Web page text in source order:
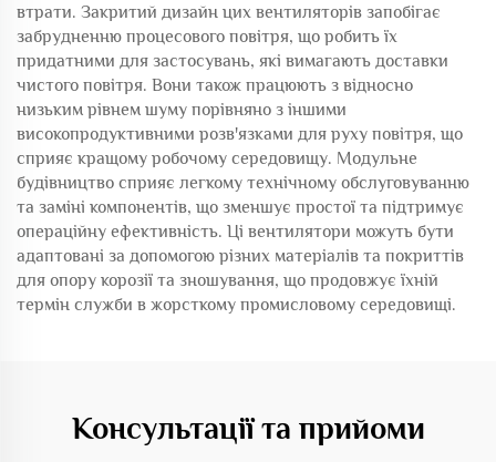
втрати. Закритий дизайн цих вентиляторів запобігає
забрудненню процесового повітря, що робить їх
придатними для застосувань, які вимагають доставки
чистого повітря. Вони також працюють з відносно
низьким рівнем шуму порівняно з іншими
високопродуктивними розв'язками для руху повітря, що
сприяє кращому робочому середовищу. Модульне
будівництво сприяє легкому технічному обслуговуванню
та заміні компонентів, що зменшує простої та підтримує
операційну ефективність. Ці вентилятори можуть бути
адаптовані за допомогою різних матеріалів та покриттів
для опору корозії та зношування, що продовжує їхній
термін служби в жорсткому промисловому середовищі.
Консультації та прийоми